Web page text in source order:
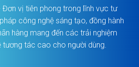
vị tiên phong trong lĩnh vực tư
công nghệ sáng tạo, đồng hành
hàng mang đến các trải nghiệm
tương tác cao cho người dùng.